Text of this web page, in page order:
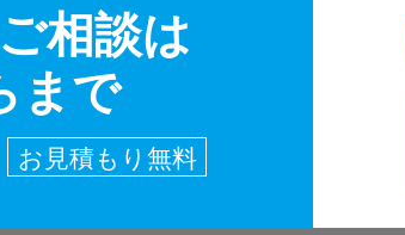
相談は
まで
お見積もり無料